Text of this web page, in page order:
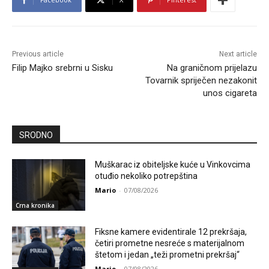
Previous article
Filip Majko srebrni u Sisku
Next article
Na graničnom prijelazu
Tovarnik spriječen nezakonit
unos cigareta
SRODNO
Crna kronika
Muškarac iz obiteljske kuće u Vinkovcima
otuđio nekoliko potrepština
Mario - 07/08/2026
Fiksne kamere evidentirale 12 prekršaja,
četiri prometne nesreće s materijalnom
štetom i jedan „teži prometni prekršaj“